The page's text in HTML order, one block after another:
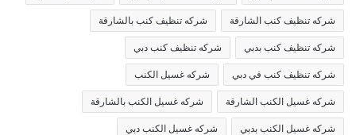
شركه تنظيف كنب الشارقة شركه تنظيف كنب بالشارقة
شركه تنظيف كنب بدبي شركه تنظيف كنب دبي
شركه تنظيف كنب في دبي شركه غسيل الكنب
شركه غسيل الكنب الشارقة شركه غسيل الكنب بالشارقة
شركه غسيل الكنب بدبي شركه غسيل الكنب دبي